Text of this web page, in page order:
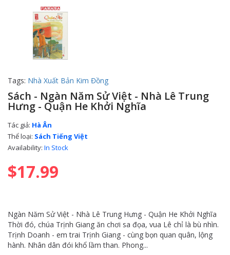
Tags: Nhà Xuất Bản Kim Đồng
Sách - Ngàn Năm Sử Việt - Nhà Lê Trung
Hưng - Quận He Khởi Nghĩa
Tác giả: Hà Ân
Thể loại: Sách Tiếng Việt
Availability: In Stock
$17.99
Ngàn Năm Sử Việt - Nhà Lê Trung Hưng - Quận He Khởi Nghĩa
Thời đó, chúa Trịnh Giang ăn chơi sa đọa, vua Lê chỉ là bù nhìn.
Trịnh Doanh - em trai Trịnh Giang - cùng bọn quan quân, lộng
hành. Nhân dân đói khổ lầm than. Phong...